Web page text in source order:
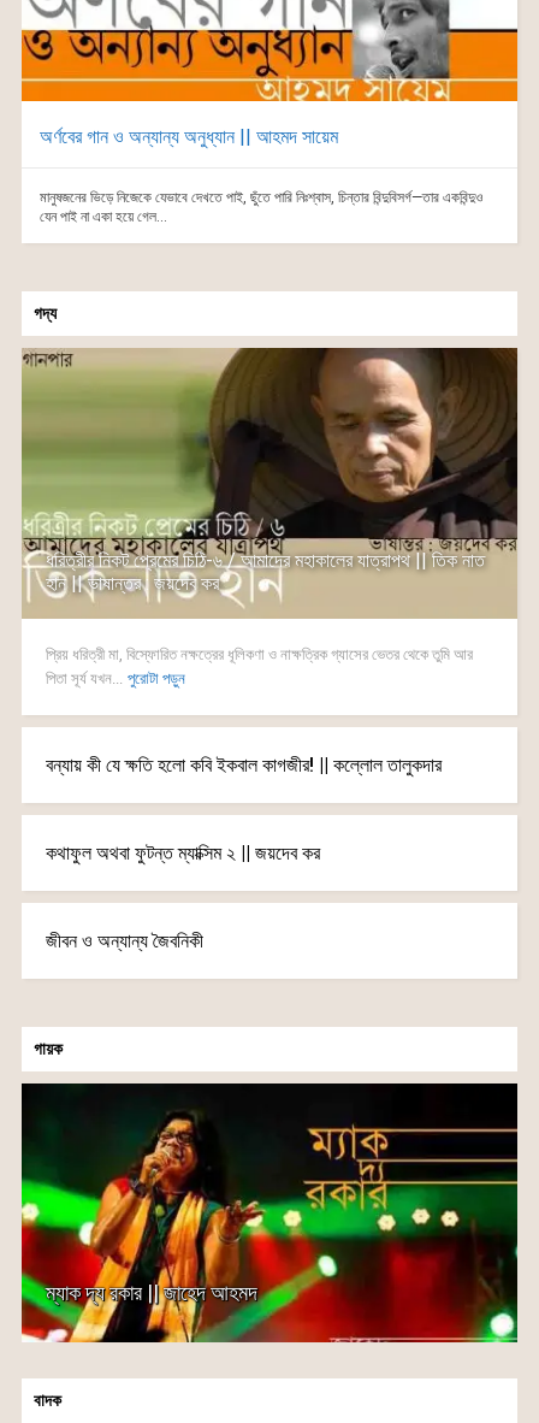
অর্ণবের গান ও অন্যান্য অনুধ্যান || আহমদ সায়েম
মানুষজনের ভিড়ে নিজেকে যেভাবে দেখতে পাই, ছুঁতে পারি নিঃশ্বাস, চিন্তার বিন্দুবিসর্গ—তার একবিন্দুও
যেন পাই না একা হয়ে গেল...
গদ্য
ধরিত্রীর নিকট প্রেমের চিঠি-৬ / আমাদের মহাকালের যাত্রাপথ || তিক নাত
হান || ভাষান্তর : জয়দেব কর
প্রিয় ধরিত্রী মা, বিস্ফোরিত নক্ষত্রের ধূলিকণা ও নাক্ষত্রিক গ্যাসের ভেতর থেকে তুমি আর
পিতা সূর্য যখন...
পুরোটা পড়ুন
বন্যায় কী যে ক্ষতি হলো কবি ইকবাল কাগজীর! || কল্লোল তালুকদার
কথাফুল অথবা ফুটন্ত ম্যাক্সিম ২ || জয়দেব কর
জীবন ও অন্যান্য জৈবনিকী
গায়ক
ম্যাক দ্য রকার || জাহেদ আহমদ
বাদক